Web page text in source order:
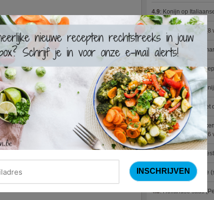
4.9: Konijn op
(8
4.9:Courgette
4.9:Aziatische preisoep
4.9:Fricassee van
4.8:Gestoofde kip met
4.8:Zalm met
spek (Jeroen Meus)(6
Gegratineerde
4.8:Linzenbolognese
4.8:Hollandse saus
×